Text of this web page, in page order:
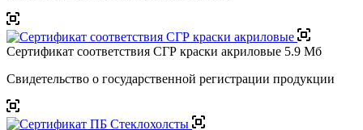
Сертификат соответствия СГР краски акриловые 5.9 Мб
Свидетельство о государственной регистрации продукции